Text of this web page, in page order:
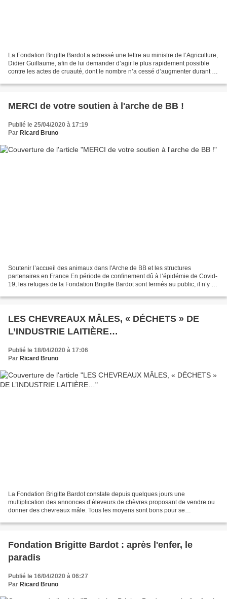
La Fondation Brigitte Bardot a adressé une lettre au ministre de l’Agriculture,
Didier Guillaume, afin de lui demander d’agir le plus rapidement possible
contre les actes de cruauté, dont le nombre n’a cessé d’augmenter durant le
MERCI de votre soutien à l'arche de BB !
Publié le 25/04/2020 à 17:19
Par Ricard Bruno
Soutenir l’accueil des animaux dans l'Arche de BB et les structures
partenaires en France En période de confinement dû à l’épidémie de Covid-
19, les refuges de la Fondation Brigitte Bardot sont fermés au public, il n’y a
LES CHEVREAUX MÂLES, « DÉCHETS » DE
L’INDUSTRIE LAITIÈRE…
Publié le 18/04/2020 à 17:06
Par Ricard Bruno
La Fondation Brigitte Bardot constate depuis quelques jours une
multiplication des annonces d’éleveurs de chèvres proposant de vendre ou
donner des chevreaux mâle. Tous les moyens sont bons pour se
Fondation Brigitte Bardot : après l'enfer, le
paradis
Publié le 16/04/2020 à 06:27
Par Ricard Bruno